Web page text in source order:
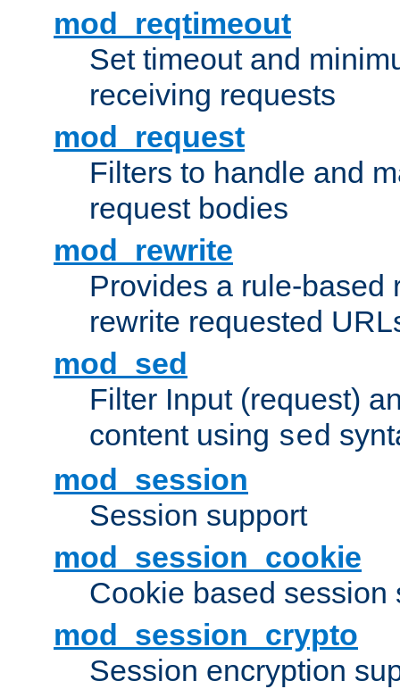
mod_reqtimeout
Set timeout and
receiving requests
mod_request
Filters to handle and
request bodies
mod_rewrite
Provides a rule-based
rewrite requested
mod_sed
Filter Input (request)
content using sed
mod_session
Session support
mod_session_cookie
Cookie based session
mod_session_crypto
Session encryption